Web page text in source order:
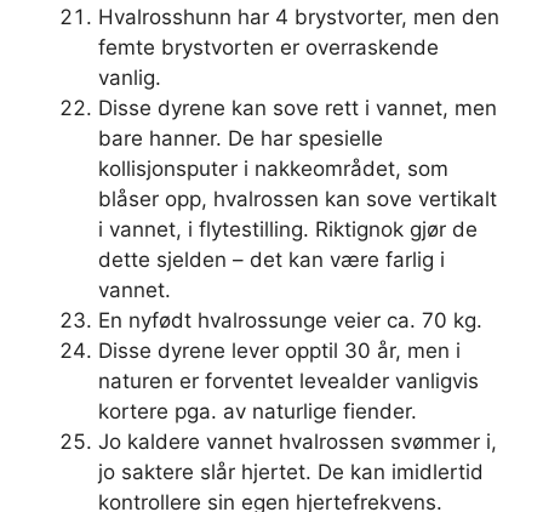
Hvalrosshunn har 4 brystvorter, men den
femte brystvorten er overraskende
vanlig.
Disse dyrene kan sove rett i vannet, men
bare hanner. De har spesielle
kollisjonsputer i nakkeområdet, som
blåser opp, hvalrossen kan sove vertikalt
i vannet, i flytestilling. Riktignok gjør de
dette sjelden – det kan være farlig i
vannet.
En nyfødt hvalrossunge veier ca. 70 kg.
Disse dyrene lever opptil 30 år, men i
naturen er forventet levealder vanligvis
kortere pga. av naturlige fiender.
Jo kaldere vannet hvalrossen svømmer i,
jo saktere slår hjertet. De kan imidlertid
kontrollere sin egen hjertefrekvens.